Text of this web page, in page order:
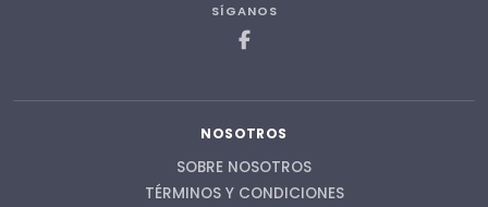
SÍGANOS
NOSOTROS
SOBRE NOSOTROS
TÉRMINOS Y CONDICIONES